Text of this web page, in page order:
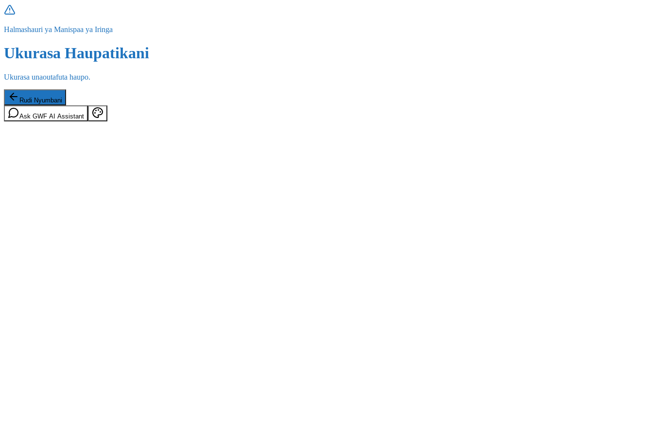
Halmashauri ya Manispaa ya Iringa
Ukurasa Haupatikani
Ukurasa unaoutafuta haupo.
Rudi Nyumbani
Ask GWF AI Assistant